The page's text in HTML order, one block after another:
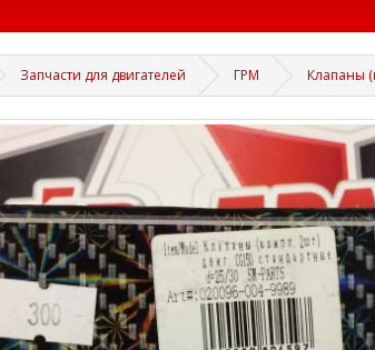
Запчасти для двигателей ГРМ Клапаны